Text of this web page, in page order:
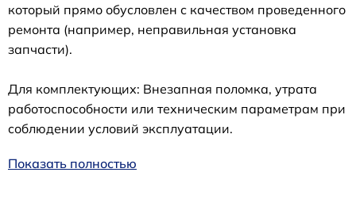
который прямо обусловлен с качеством проведенного
ремонта (например, неправильная установка
запчасти).
Для комплектующих: Внезапная поломка, утрата
работоспособности или техническим параметрам при
соблюдении условий эксплуатации.
Показать полностью